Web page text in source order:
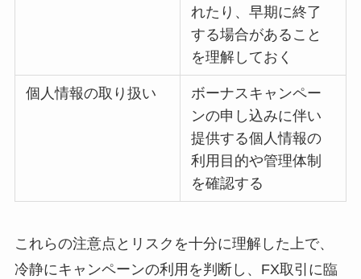
れたり、早期に終了
する場合があること
を理解しておく
個人情報の取り扱い
ボーナスキャンペー
ンの申し込みに伴い
提供する個人情報の
利用目的や管理体制
を確認する
これらの注意点とリスクを十分に理解した上で、
冷静にキャンペーンの利用を判断し、FX取引に臨